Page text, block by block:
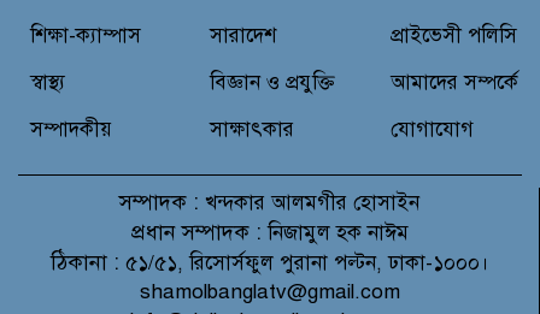
প্রান্তিক শহরে উন্নত আল্ট্রাসাউন্ড প্রযুক্তি
নিয়ে উইপ্রো জিই হেলথকেয়ারের
‘হেলথ এক্সপ্রেস’ চালু
শিক্ষা-ক্যাম্পাস
স্বাস্থ্য
সম্পাদকীয়
সারাদেশ
বিজ্ঞান ও প্রযুক্তি
সাক্ষাৎকার
প্রাইভেসী পলিসি
আমাদের সম্পর্কে
যোগাযোগ
সম্পাদক : খন্দকার আলমগীর হোসাইন
প্রধান সম্পাদক : নিজামুল হক নাঈম
ঠিকানা : ৫১/৫১, রিসোর্সফুল পুরানা পল্টন, ঢাকা-১০০০।
shamolbanglatv@gmail.com